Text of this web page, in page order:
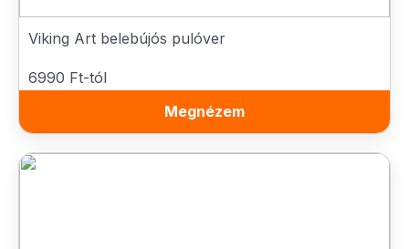
Viking Art belebújós pulóver
6990 Ft-tól
Megnézem